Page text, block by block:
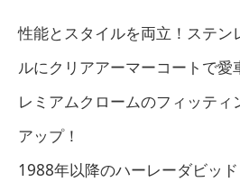
性能とスタイルを両立！ステン
ルにクリアアーマーコートで愛
レミアムクロームのフィッティ
アップ！
1988年以降のハーレーダビッ